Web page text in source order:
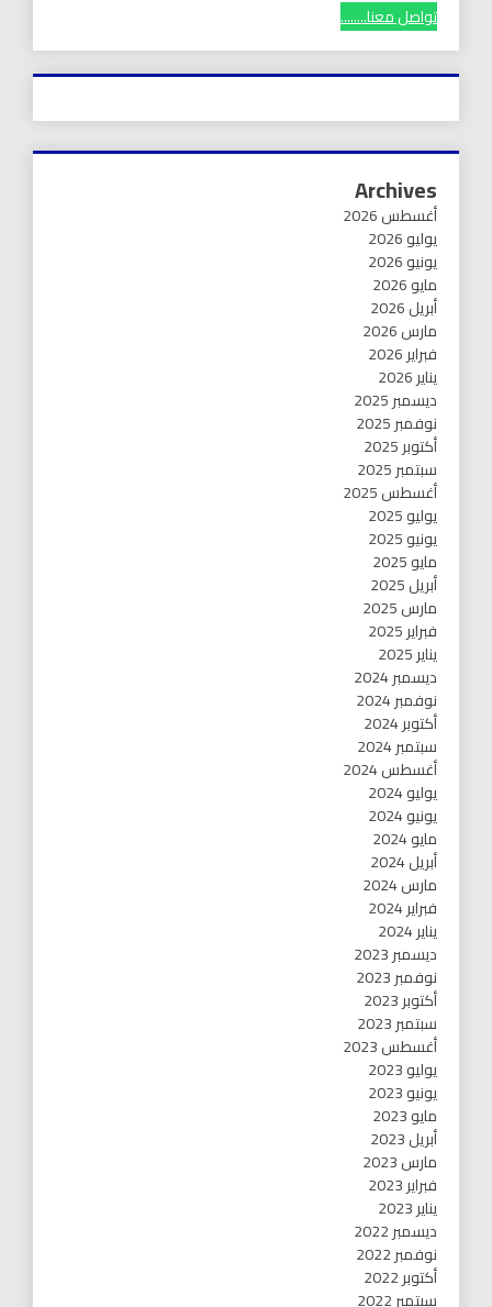
تواصل معنا........
Archives
أغسطس 2026
يوليو 2026
يونيو 2026
مايو 2026
أبريل 2026
مارس 2026
فبراير 2026
يناير 2026
ديسمبر 2025
نوفمبر 2025
أكتوبر 2025
سبتمبر 2025
أغسطس 2025
يوليو 2025
يونيو 2025
مايو 2025
أبريل 2025
مارس 2025
فبراير 2025
يناير 2025
ديسمبر 2024
نوفمبر 2024
أكتوبر 2024
سبتمبر 2024
أغسطس 2024
يوليو 2024
يونيو 2024
مايو 2024
أبريل 2024
مارس 2024
فبراير 2024
يناير 2024
ديسمبر 2023
نوفمبر 2023
أكتوبر 2023
سبتمبر 2023
أغسطس 2023
يوليو 2023
يونيو 2023
مايو 2023
أبريل 2023
مارس 2023
فبراير 2023
يناير 2023
ديسمبر 2022
نوفمبر 2022
أكتوبر 2022
سبتمبر 2022